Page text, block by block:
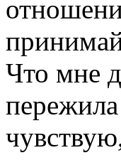
Что мне